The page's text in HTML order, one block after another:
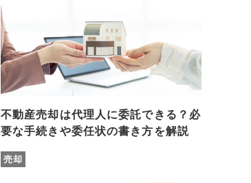
不動産売却は代理人に委託できる？必
要な手続きや委任状の書き方を解説
売却